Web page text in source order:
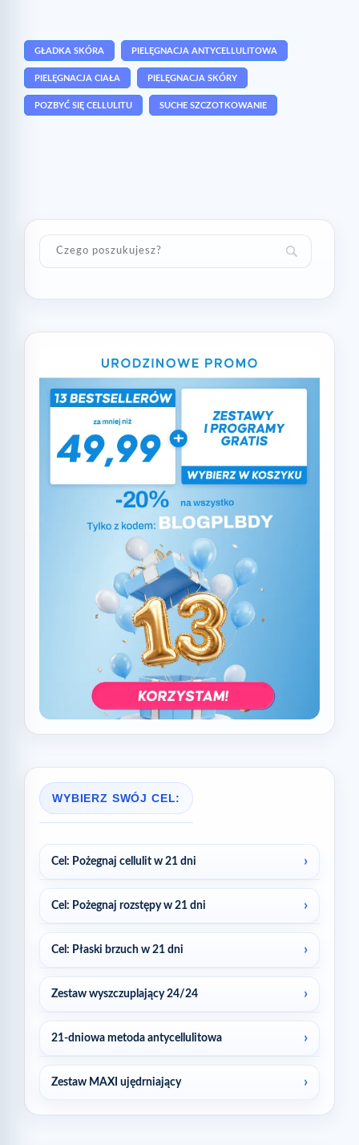
GŁADKA SKÓRA PIELĘGNACJA ANTYCELLULITOWA
PIELĘGNACJA CIAŁA PIELĘGNACJA SKÓRY
POZBYĆ SIĘ CELLULITU SUCHE SZCZOTKOWANIE
WYBIERZ SWÓJ CEL:
Cel: Pożegnaj cellulit w 21 dni
Cel: Pożegnaj rozstępy w 21 dni
Cel: Płaski brzuch w 21 dni
Zestaw wyszczuplający 24/24
21-dniowa metoda antycellulitowa
Zestaw MAXI ujędrniający